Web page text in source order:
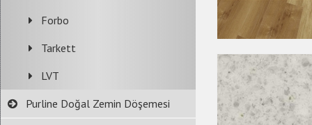
Forbo
Tarkett
LVT
Purline Doğal Zemin Döşemesi